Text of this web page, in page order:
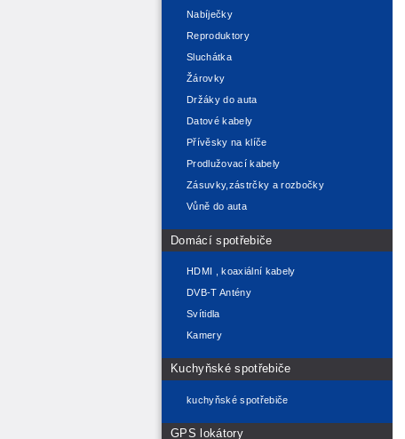
Nabíječky
Reproduktory
Sluchátka
Žárovky
Držáky do auta
Datové kabely
Přívěsky na klíče
Prodlužovací kabely
Zásuvky,zástrčky a rozbočky
Vůně do auta
Domácí spotřebiče
HDMI , koaxiální kabely
DVB-T Antény
Svítidla
Kamery
Kuchyňské spotřebiče
kuchyňské spotřebiče
GPS lokátory